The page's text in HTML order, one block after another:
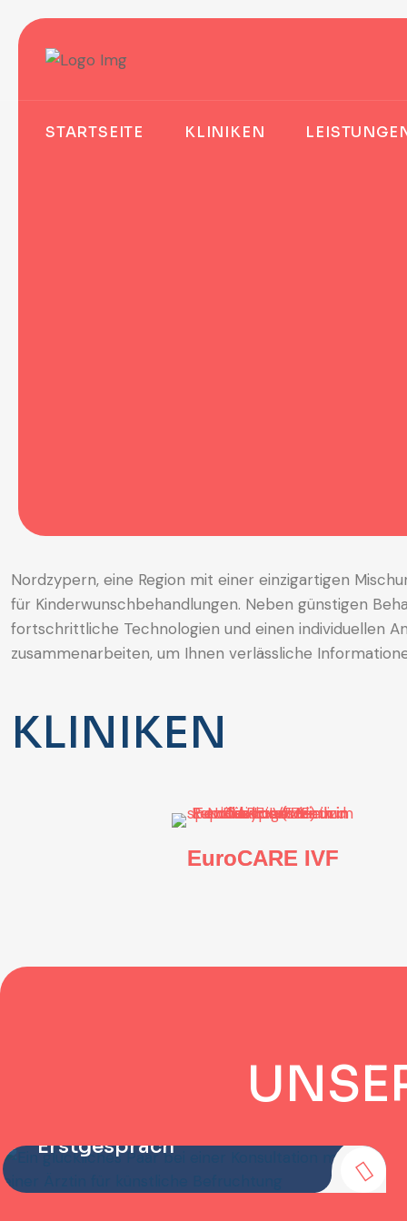
STARTSEITE KLINIKEN
Nordzypern, eine Region mit einer einzigartigen
für Kinderwunschbehandlungen. Neben günstigen
fortschrittliche Technologien und einen individuellen
zusammenarbeiten, um Ihnen verlässliche
KLINIKEN
EuroCARE IVF
UNSE
Erstgespräch